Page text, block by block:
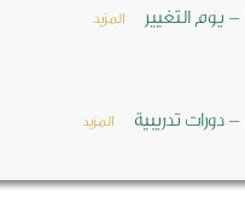
- يوم التغيير المزيد
- دورات تدريبية المزيد